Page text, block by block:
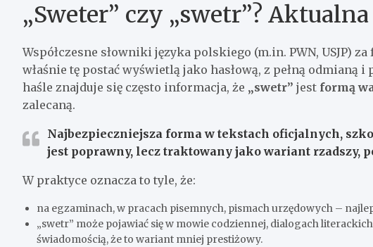
„Sweter” czy „swetr”?
Współczesne słowniki języka polskiego (m.in. PWN, USJP) za
właśnie tę postać wyświetlą jako hasłową, z pełną odmianą
haśle znajduje się często informacja, że „swetr” jest formą
zalecaną.
Najbezpieczniejsza forma w tekstach oficjalnych,
jest poprawny, lecz traktowany jako wariant rzadszy,
W praktyce oznacza to tyle, że:
na egzaminach, w pracach pisemnych, pismach urzędowych –
„swetr” może pojawiać się w mowie codziennej, dialogach
świadomością, że to wariant mniej prestiżowy.